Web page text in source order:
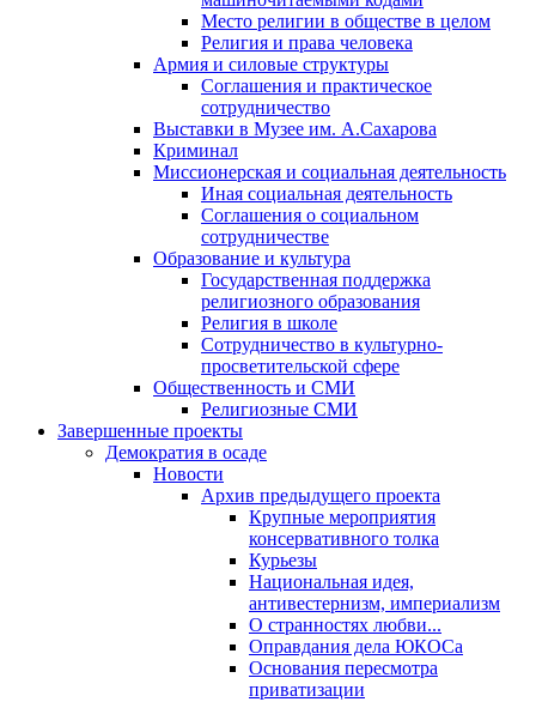
Место религии в обществе в целом
Религия и права человека
Армия и силовые структуры
Соглашения и практическое
сотрудничество
Выставки в Музее им. А.Сахарова
Криминал
Миссионерская и социальная деятельность
Иная социальная деятельность
Соглашения о социальном
сотрудничестве
Образование и культура
Государственная поддержка
религиозного образования
Религия в школе
Сотрудничество в культурно-
просветительской сфере
Общественность и СМИ
Религиозные СМИ
Завершенные проекты
Демократия в осаде
Новости
Архив предыдущего проекта
Крупные мероприятия
консервативного толка
Курьезы
Национальная идея,
антивестернизм, империализм
О странностях любви...
Оправдания дела ЮКОСа
Основания пересмотра
приватизации